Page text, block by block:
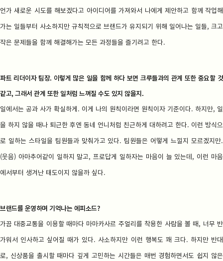
언가 새로운 시도를 해보겠다고 아이디어를 가져와서 나에게 제안하고 함께 작업해
가는 일들부터 사소하지만 규칙적으로 브랜드가 유지되기 위해 일어나는 일들, 크고
작은 문제들을 함께 해결해가는 모든 과정들을 즐기려고 한다.
파트 리더이자 팀장. 이렇게 많은 일을 함께 하다 보면 크루들과의 관계 또한 중요할 것
같고, 그래서 관계 또한 일처럼 느껴질 수도 있지 않을지.
일에서는 공과 사가 확실하게. 이게 나의 원칙이라면 원칙이자 기준이다. 하지만, 일
을 하지 않을 때나 퇴근한 후엔 동네 언니처럼 친근하게 대하려고 한다. 이런 방식으
로 일하는 스타일을 팀원들과 맞춰가고 있다. 팀원들은 어떻게 느낄지 모르겠지만.
(웃음) 아마추어같이 일하지 말고, 프로답게 일하자는 마음이 늘 있는데, 이런 마음
에서부터 생겨난 태도이지 않을까 싶다.
브랜드를 운영하며 기억나는 에피소드?
가끔 대중교통을 이용할 때마다 마마카사르 주얼리를 착용한 사람을 볼 때, 너무 반
가워서 인사하고 싶어질 때가 있다. 사소하지만 이런 행복도 꽤 크다. 하지만 반대
로, 신상품을 출시할 때마다 깊게 고민하는 시간들은 매번 경험하면서도 쉽지 않은